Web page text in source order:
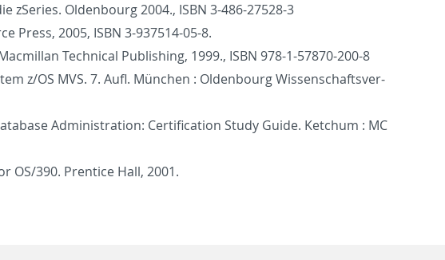
zSeries. Old­en­bourg 2004., ISBN 3-486-27528-3
Press, 2005, ISBN 3-937514-05-8.
Tech­ni­cal Pub­lish­ing, 1999., ISBN 978-1-57870-200-8
z/OS MVS. 7. Aufl. München : Old­en­bourg Wis­senschaftsver­
Ad­min­is­tra­tion: Cer­ti­fi­ca­tion Study Guide. Ketchum : MC
OS/390. Pren­tice Hall, 2001.